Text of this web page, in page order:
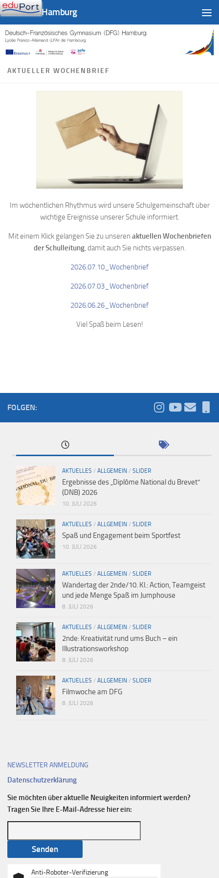
Zum Inhalt springen
DFG-LFA Hamburg
AKTUELLER WOCHENBRIEF
Im wöchentlichen Rhythmus wird unsere Schulgemeinschaft über
wichtige Ereignisse unserer Schule informiert.
Mit einem Klick gelangen Sie zu unseren aktuellen Wochenbriefen
der Schulleitung, damit auch Sie nichts verpassen.
2026.07.10_Wochenbrief
2026.07.03_Wochenbrief
2026.06.26_Wochenbrief
Viel Spaß beim Lesen!
FOLGEN:
AKTUELLES / ALLGEMEIN / SLIDER
Ergebnisse des „Diplôme National du Brevet“
(DNB) 2026
10. JULI 2026
AKTUELLES / ALLGEMEIN / SLIDER
Spaß und Engagement beim Sportfest
10. JULI 2026
AKTUELLES / ALLGEMEIN / SLIDER
Wandertag der 2nde/10. Kl.: Action, Teamgeist
und jede Menge Spaß im Jumphouse
8. JULI 2026
AKTUELLES / ALLGEMEIN / SLIDER
2nde: Kreativität rund ums Buch – ein
Illustrationsworkshop
8. JULI 2026
AKTUELLES / ALLGEMEIN / SLIDER
Filmwoche am DFG
8. JULI 2026
NEWSLETTER ANMELDUNG
Datenschutzerklärung
Sie möchten über aktuelle Neuigkeiten informiert werden?
Tragen Sie Ihre E-Mail-Adresse hier ein:
Anti-Roboter-Verifizierung